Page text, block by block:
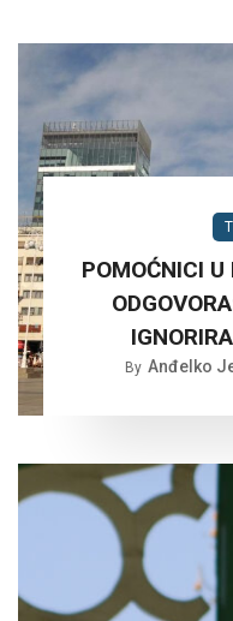
POMOĆNICI
By Anđelko